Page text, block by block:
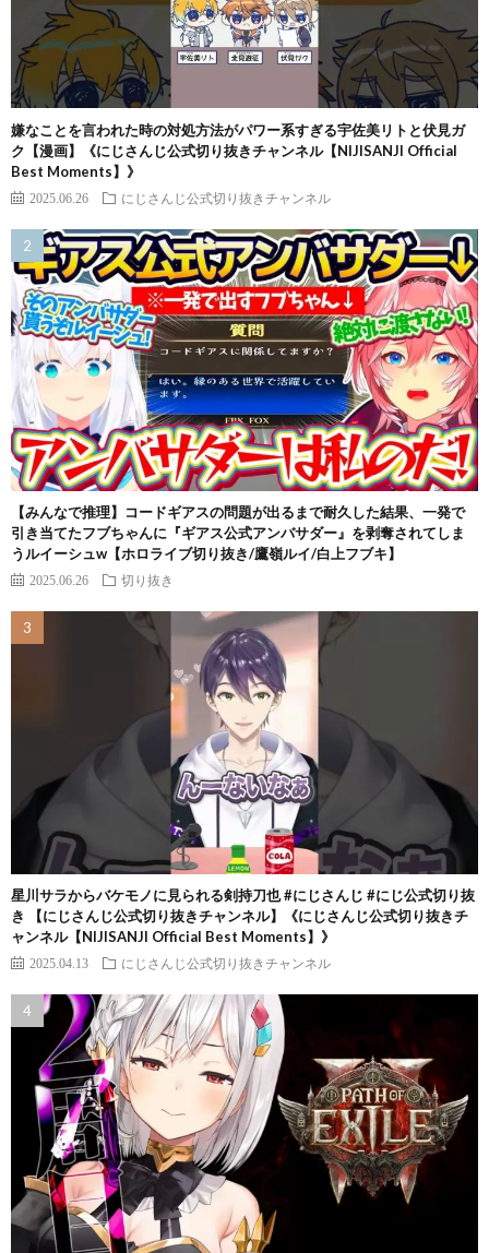
嫌なことを言われた時の対処方法がパワー系すぎる宇佐美リトと伏見ガ
ク【漫画】《にじさんじ公式切り抜きチャンネル【NIJISANJI Official
Best Moments】》
2025.06.26 にじさんじ公式切り抜きチャンネル
【みんなで推理】コードギアスの問題が出るまで耐久した結果、一発で
引き当てたフブちゃんに『ギアス公式アンバサダー』を剥奪されてしま
うルイーシュw【ホロライブ切り抜き/鷹嶺ルイ/白上フブキ】
2025.06.26 切り抜き
星川サラからバケモノに見られる剣持刀也 #にじさんじ #にじ公式切り抜
き 【にじさんじ公式切り抜きチャンネル】《にじさんじ公式切り抜きチ
ャンネル【NIJISANJI Official Best Moments】》
2025.04.13 にじさんじ公式切り抜きチャンネル